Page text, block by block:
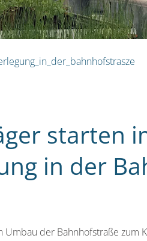
starten
in der
Umbau der Bahnhofstraße zum